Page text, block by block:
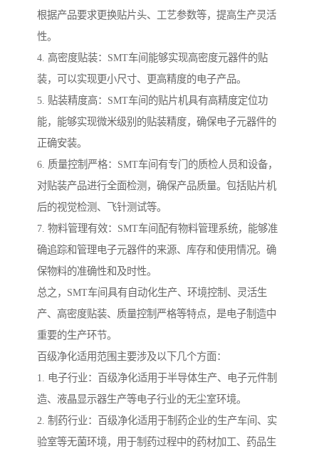
根据产品要求更换贴片头、工艺参数等，提高生产灵活
性。
4. 高密度贴装：SMT车间能够实现高密度元器件的贴
装，可以实现更小尺寸、更高精度的电子产品。
5. 贴装精度高：SMT车间的贴片机具有高精度定位功
能，能够实现微米级别的贴装精度，确保电子元器件的
正确安装。
6. 质量控制严格：SMT车间有专门的质检人员和设备，
对贴装产品进行全面检测，确保产品质量。包括贴片机
后的视觉检测、飞针测试等。
7. 物料管理有效：SMT车间配有物料管理系统，能够准
确追踪和管理电子元器件的来源、库存和使用情况。确
保物料的准确性和及时性。
总之，SMT车间具有自动化生产、环境控制、灵活生
产、高密度贴装、质量控制严格等特点，是电子制造中
重要的生产环节。
百级净化适用范围主要涉及以下几个方面：
1. 电子行业：百级净化适用于半导体生产、电子元件制
造、液晶显示器生产等电子行业的无尘室环境。
2. 制药行业：百级净化适用于制药企业的生产车间、实
验室等无菌环境，用于制药过程中的药材加工、药品生